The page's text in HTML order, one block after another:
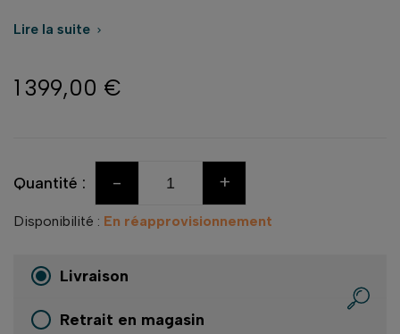
Lire la suite 
1 399,00 €
Quantité : - +
Disponibilité : En réapprovisionnement
Livraison
Retrait en magasin